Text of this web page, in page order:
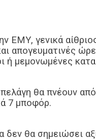
ΕΜΥ, γενικά
απογευματινές
ή μεμονωμένες
θα πνέουν
7 μποφόρ.
δεν θα σημειώσει